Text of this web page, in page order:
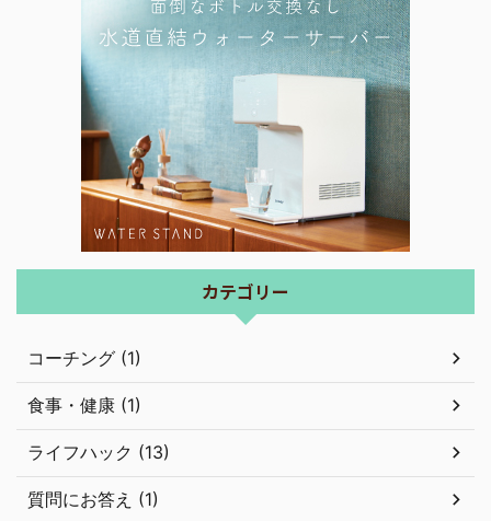
カテゴリー
コーチング (1)
食事・健康 (1)
ライフハック (13)
質問にお答え (1)